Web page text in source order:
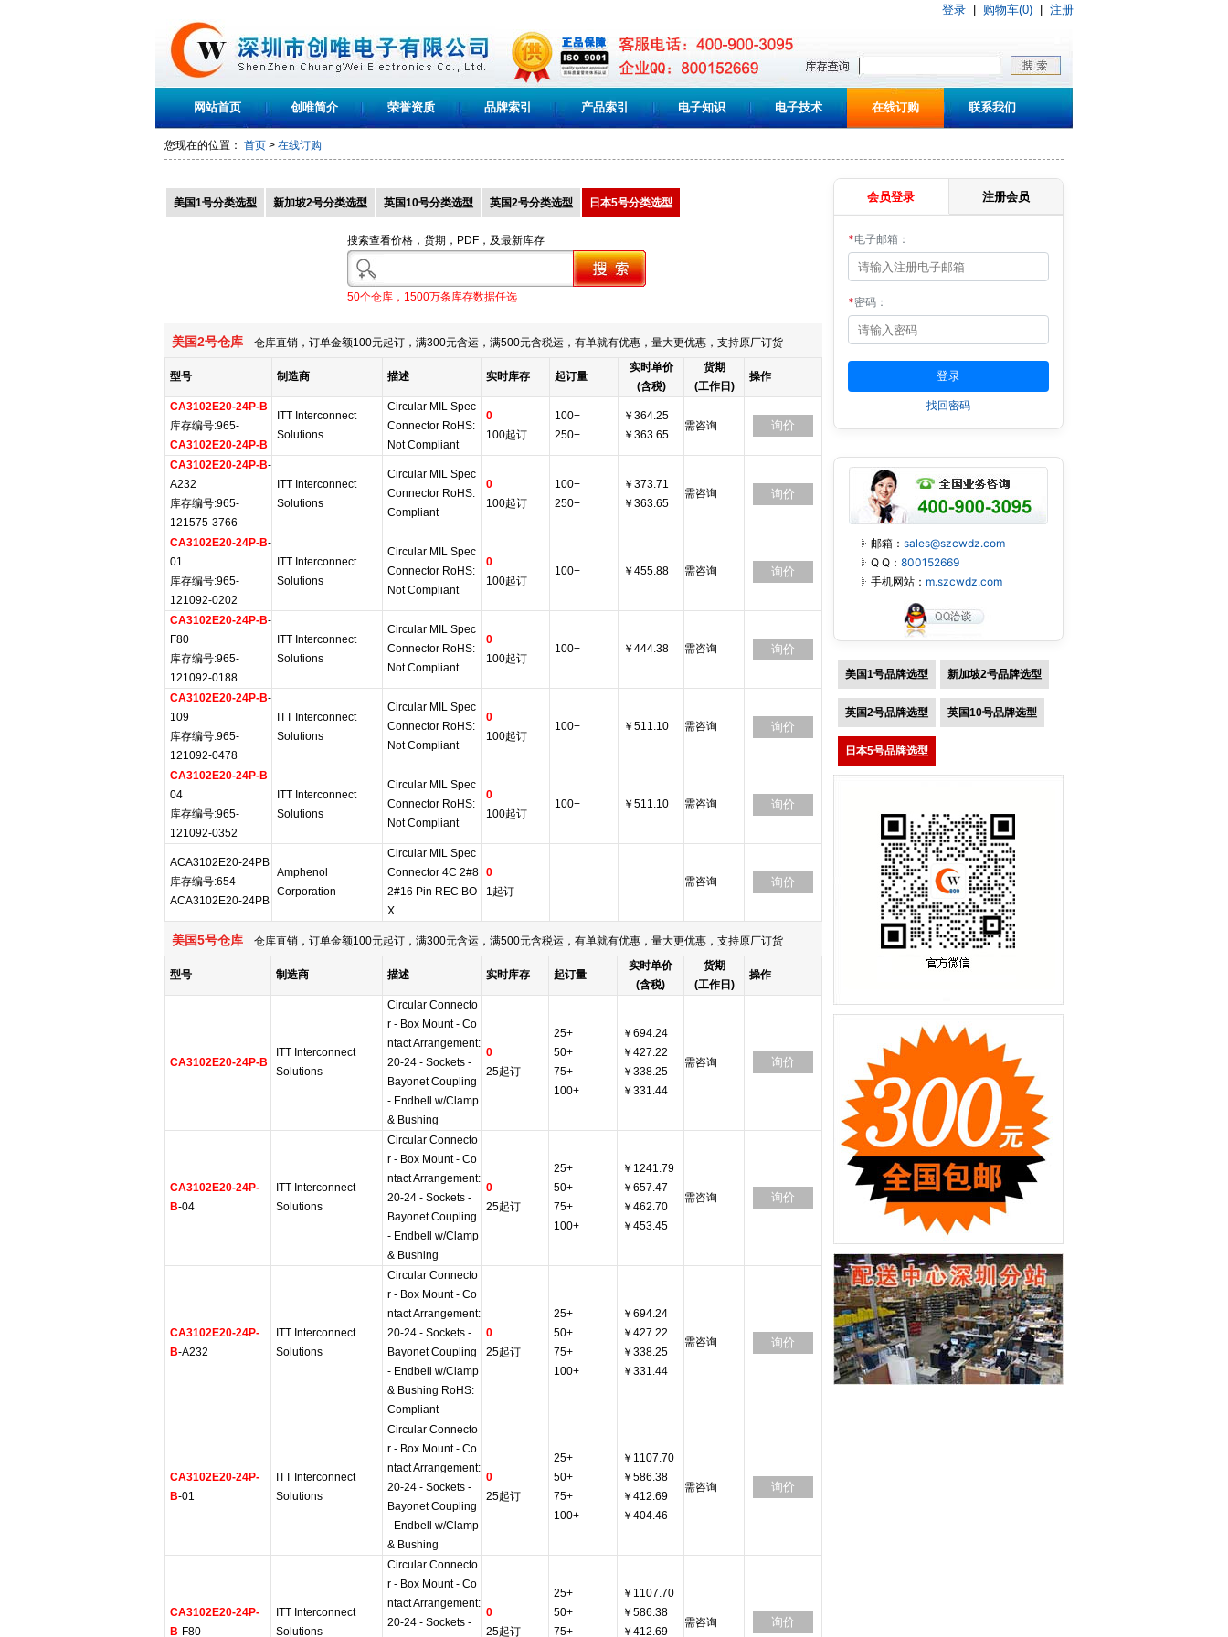
登录 购物车(0) 注册
网站首页 创唯简介 荣誉资质 品牌索引 产品索引 电子知识 电子技术 在线订购 联系我们
您现在的位置： 首页 > 在线订购
美国1号分类选型 新加坡2号分类选型 英国10号分类选型 英国2号分类选型 日本5号分类选型
搜索查看价格，货期，PDF，及最新库存
50个仓库，1500万条库存数据任选
美国2号仓库 仓库直销，订单金额100元起订，满300元含运，满500元含税运，有单就有优惠，量大更优惠，支持原厂订货
型号 制造商 描述 实时库存 起订量
实时单价
(含税)
货期
(工作日)
操作
CA3102E20-24P-B
库存编号:965-
CA3102E20-24P-B
ITT Interconnect
Solutions
Circular MIL Spec
Connector RoHS:
Not Compliant
0
100起订
100+
250+
￥364.25
￥363.65
需咨询 询价
CA3102E20-24P-B-
A232
库存编号:965-
121575-3766
ITT Interconnect
Solutions
Circular MIL Spec
Connector RoHS:
Compliant
0
100起订
100+
250+
￥373.71
￥363.65
需咨询 询价
CA3102E20-24P-B-
01
库存编号:965-
121092-0202
ITT Interconnect
Solutions
Circular MIL Spec
Connector RoHS:
Not Compliant
0
100起订
100+ ￥455.88 需咨询 询价
CA3102E20-24P-B-
F80
库存编号:965-
121092-0188
ITT Interconnect
Solutions
Circular MIL Spec
Connector RoHS:
Not Compliant
0
100起订
100+ ￥444.38 需咨询 询价
CA3102E20-24P-B-
109
库存编号:965-
121092-0478
ITT Interconnect
Solutions
Circular MIL Spec
Connector RoHS:
Not Compliant
0
100起订
100+ ￥511.10 需咨询 询价
CA3102E20-24P-B-
04
库存编号:965-
121092-0352
ITT Interconnect
Solutions
Circular MIL Spec
Connector RoHS:
Not Compliant
0
100起订
100+ ￥511.10 需咨询 询价
ACA3102E20-24PB
库存编号:654-
ACA3102E20-24PB
Amphenol
Corporation
Circular MIL Spec
Connector 4C 2#8
2#16 Pin REC BO
X
0
1起订
需咨询 询价
美国5号仓库 仓库直销，订单金额100元起订，满300元含运，满500元含税运，有单就有优惠，量大更优惠，支持原厂订货
型号 制造商 描述 实时库存 起订量
实时单价
(含税)
货期
(工作日)
操作
CA3102E20-24P-B
ITT Interconnect
Solutions
Circular Connecto
r - Box Mount - Co
ntact Arrangement:
20-24 - Sockets -
Bayonet Coupling
- Endbell w/Clamp
& Bushing
0
25起订
25+
50+
75+
100+
￥694.24
￥427.22
￥338.25
￥331.44
需咨询 询价
CA3102E20-24P-
B-04
ITT Interconnect
Solutions
Circular Connecto
r - Box Mount - Co
ntact Arrangement:
20-24 - Sockets -
Bayonet Coupling
- Endbell w/Clamp
& Bushing
0
25起订
25+
50+
75+
100+
￥1241.79
￥657.47
￥462.70
￥453.45
需咨询 询价
CA3102E20-24P-
B-A232
ITT Interconnect
Solutions
Circular Connecto
r - Box Mount - Co
ntact Arrangement:
20-24 - Sockets -
Bayonet Coupling
- Endbell w/Clamp
& Bushing RoHS:
Compliant
0
25起订
25+
50+
75+
100+
￥694.24
￥427.22
￥338.25
￥331.44
需咨询 询价
CA3102E20-24P-
B-01
ITT Interconnect
Solutions
Circular Connecto
r - Box Mount - Co
ntact Arrangement:
20-24 - Sockets -
Bayonet Coupling
- Endbell w/Clamp
& Bushing
0
25起订
25+
50+
75+
100+
￥1107.70
￥586.38
￥412.69
￥404.46
需咨询 询价
CA3102E20-24P-
B-F80
ITT Interconnect
Solutions
Circular Connecto
r - Box Mount - Co
ntact Arrangement:
20-24 - Sockets -
0
25起订
25+
50+
75+
￥1107.70
￥586.38
￥412.69
需咨询 询价
会员登录 注册会员
*电子邮箱：
*密码：
找回密码
邮箱： sales@szcwdz.com
Q Q： 800152669
手机网站： m.szcwdz.com
美国1号品牌选型 新加坡2号品牌选型
英国2号品牌选型 英国10号品牌选型
日本5号品牌选型